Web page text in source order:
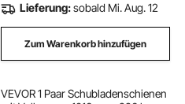
Lieferung:sobald Mi. Aug. 12
Zum Warenkorb hinzufügen
VEVOR 1 Paar Schubladenschienen